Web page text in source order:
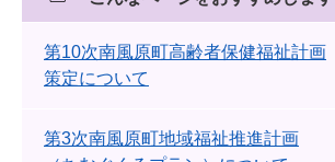
第10次南風原町高齢者保健福祉計画
策定について
第3次南風原町地域福祉推進計画